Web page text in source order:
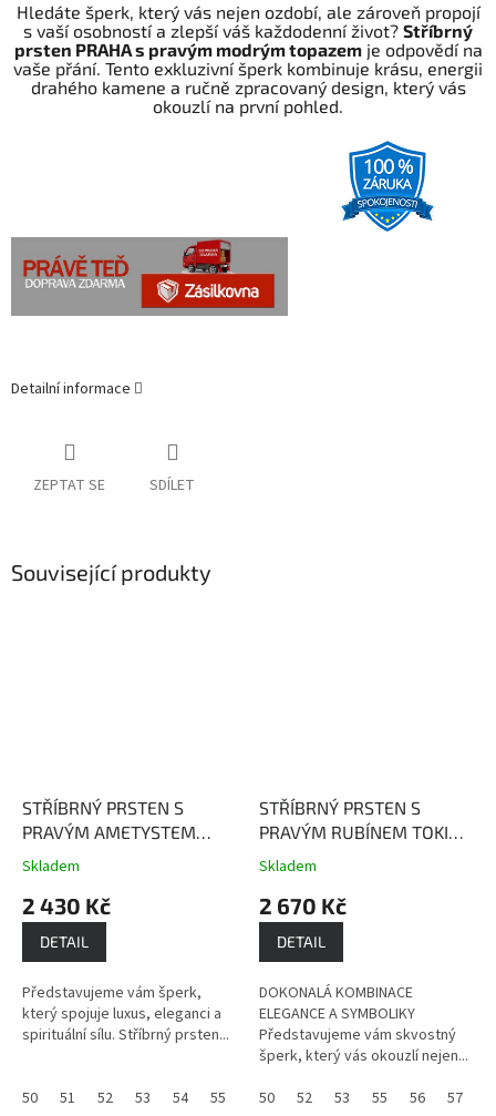
Hledáte šperk, který vás nejen ozdobí, ale zároveň propojí
s vaší osobností a zlepší váš každodenní život? Stříbrný
prsten PRAHA s pravým modrým topazemje odpovědí na
vaše přání. Tento exkluzivní šperk kombinuje krásu, energii
drahého kamene a ručně zpracovaný design, který vás
okouzlí na první pohled.
Detailní informace
ZEPTAT SE SDÍLET
Související produkty
STŘÍBRNÝ PRSTEN S
PRAVÝM AMETYSTEM
PAŘÍŽ
obnovuje oslabenou
Průměrné
produktu
5
hvězdiček.
Skladem
2 430 Kč
DETAIL
Představujeme vám šperk,
který spojuje luxus, eleganci a
spirituální sílu. Stříbrný prsten...
50 51 52 53 54 55 56 59 60 61
STŘÍBRNÝ PRSTEN S
PRAVÝM RUBÍNEM TOKIO
rubín je kámen života,
dobré nálady
Průměrné
produktu
5
hvězdiček.
Skladem
2 670 Kč
DETAIL
DOKONALÁ KOMBINACE
ELEGANCE A SYMBOLIKY
Představujeme vám skvostný
šperk, který vás okouzlí nejen...
50
52 53 55 56 57